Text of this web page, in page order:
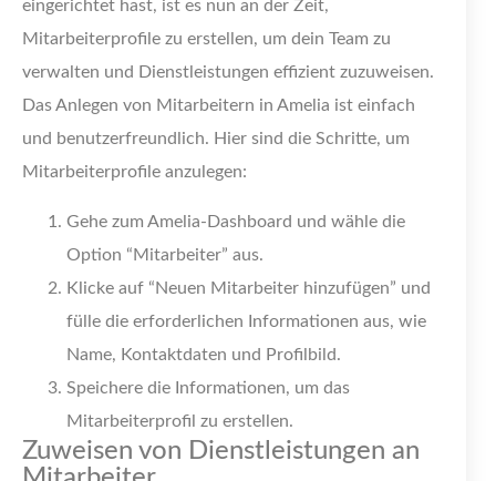
eingerichtet hast, ist es nun an der Zeit,
Mitarbeiterprofile zu erstellen, um dein Team zu
verwalten und Dienstleistungen effizient zuzuweisen.
Das Anlegen von Mitarbeitern in Amelia ist einfach
und benutzerfreundlich. Hier sind die Schritte, um
Mitarbeiterprofile anzulegen:
Gehe zum Amelia-Dashboard und wähle die
Option “Mitarbeiter” aus.
Klicke auf “Neuen Mitarbeiter hinzufügen” und
fülle die erforderlichen Informationen aus, wie
Name, Kontaktdaten und Profilbild.
Speichere die Informationen, um das
Mitarbeiterprofil zu erstellen.
Zuweisen von Dienstleistungen an